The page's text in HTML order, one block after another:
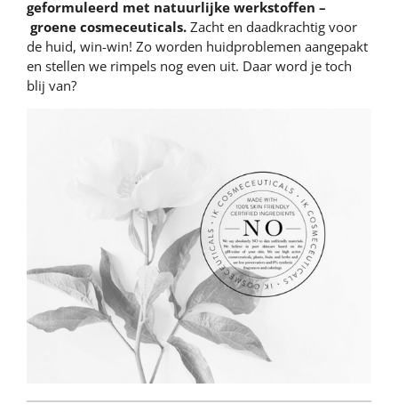
geformuleerd met natuurlijke werkstoffen –
groene cosmeceuticals. Zacht en daadkrachtig voor
de huid, win-win! Zo worden huidproblemen aangepakt
en stellen we rimpels nog even uit. Daar word je toch
blij van?